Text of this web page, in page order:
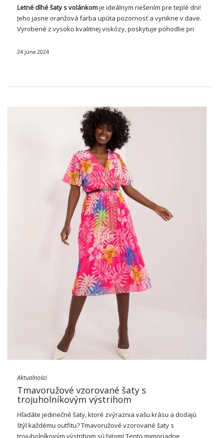
Letné dlhéšatys volánkomje ideálnym riešením pre teplé dni!
Jeho jasne oranžová farba upúta pozornosť a vynikne v dave.
Vyrobené z vysoko kvalitnej viskózy, poskytuje pohodlie pri
ktorý mu …
24 júna 2024
Aktualności
Tmavoružové vzorované šaty s
trojuholníkovým výstrihom
Hľadáte jedinečné šaty, ktoré zvýraznia vašu krásu a dodajú
štýl každému outfitu? Tmavoružové vzorované šaty s
trojuholníkovým výstrihom sú hitom! Tento mimoriadne